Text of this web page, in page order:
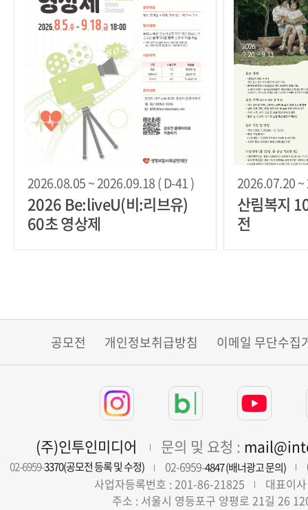
2026.08.05 ~ 2026.09.18 ( D-41 )
2026 Be:liveU(비:리브유)
60초 영상제
2026.07.20 ~
산림복지
전
공모전 개인정보취급방침 이메일 무단수집
(주)인투인미디어 문의 및 요청 :
02-6959-3370(공모전 등록 및 수정) 02-6959-4847 (배너광고 문의)
사업자등록번호 : 201-86-21825
대표이
주소 : 서울시 영등포구 양평로 21길 26